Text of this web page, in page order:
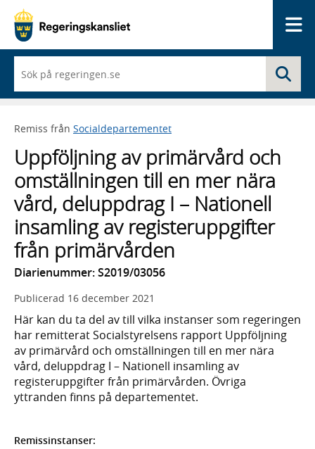
du
börjar
skriva
framträder
lista
med
sökförslag
Remiss från Socialdepartementet
Uppföljning av primärvård och
omställningen till en mer nära
vård, deluppdrag I – Nationell
insamling av registeruppgifter
från primärvården
Diarienummer: S2019/03056
Publicerad 16 december 2021
Här kan du ta del av till vilka instanser som regeringen
har remitterat Socialstyrelsens rapport Uppföljning
av primärvård och omställningen till en mer nära
vård, deluppdrag I – Nationell insamling av
registeruppgifter från primärvården. Övriga
yttranden finns på departementet.
Remissinstanser: